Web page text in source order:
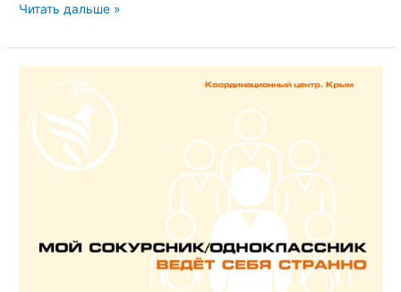
Обработка
данных
Читать дальше »